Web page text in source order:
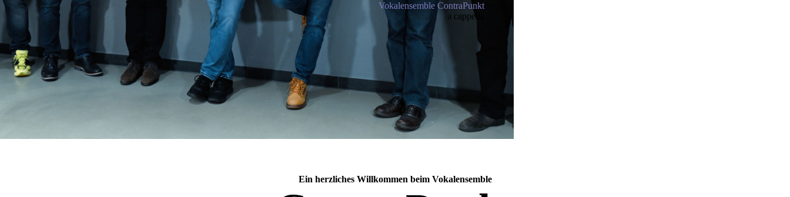
Vokalensemble ContraPunkt
a cappella
Ein herzliches Willkommen beim Vokalensemble